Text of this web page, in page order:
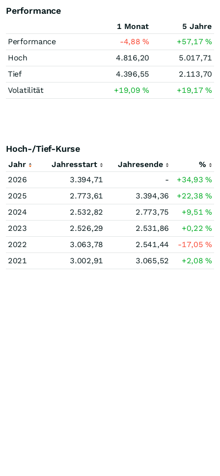
Performance
1 Monat
5 Jahre
Performance
-4,88% +57,17%
Hoch
4.816,20
5.017,71
Tief
4.396,55
2.113,70
Volatilität
+19,09% +19,17%
Hoch-/Tief-Kurse
Jahr Jahresstart Jahresende
%
2026
3.394,71 - +34,93%
2025
2.773,61 3.394,36 +22,38%
2024
2.532,82 2.773,75 +9,51%
2023
2.526,29 2.531,86 +0,22%
2022
3.063,78 2.541,44 -17,05%
2021
3.002,91 3.065,52 +2,08%